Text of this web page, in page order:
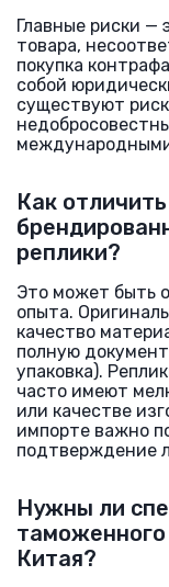
Главные риски —
товара,
покупка
собой
существуют
Как
реплики?
Это может быть
опыта.
качество
полную
упаковка).
часто имеют
или качестве
импорте важно
подтверждение
Нужны ли
Китая?